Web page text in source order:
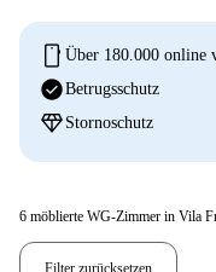
mobile Über 180.000 online
check_circleBetrugsschutz
diamond Stornoschutz
6 möblierte WG-Zimmer in Vila
Filter zurücksetzen